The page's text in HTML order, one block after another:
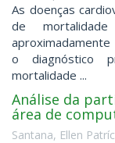
As doenças
de
o diagnóstico
mortalidade ...
Análise da
área de
Santana, Ellen